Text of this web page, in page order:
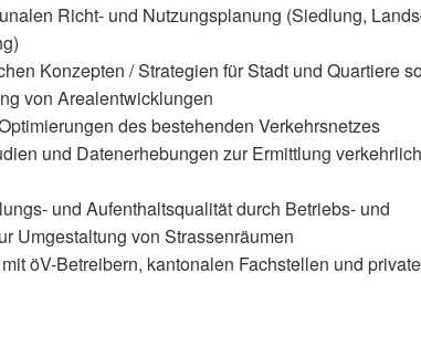
Richt- und Nutzungsplanung (Siedlung,
Konzepten / Strategien für Stadt und Quartiere
von Arealentwicklungen
des bestehenden Verkehrsnetzes
und Datenerhebungen zur Ermittlung
und Aufenthaltsqualität durch Betriebs- und
Umgestaltung von Strassenräumen
öV-Betreibern, kantonalen Fachstellen und